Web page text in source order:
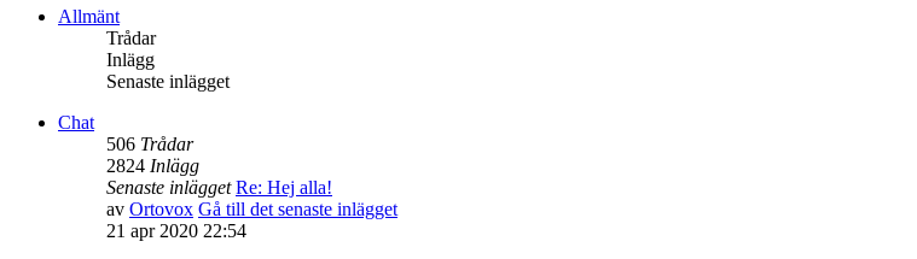
Allmänt
Trådar
Inlägg
Senaste inlägget
Chat
506 Trådar
2824 Inlägg
Senaste inlägget Re: Hej alla!
av Ortovox Gå till det senaste inlägget
21 apr 2020 22:54